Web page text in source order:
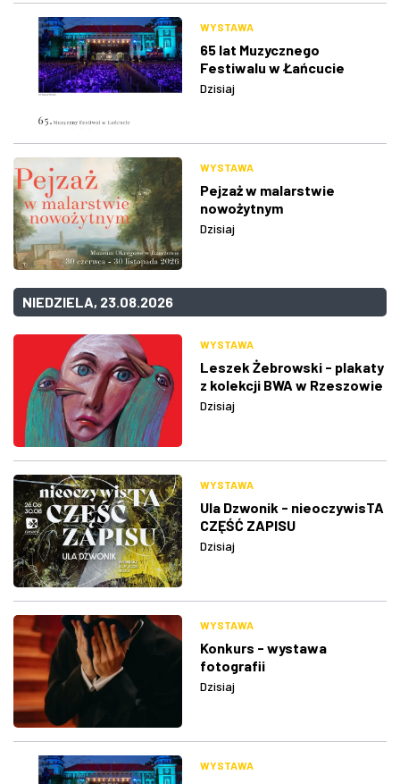
WYSTAWA
65 lat Muzycznego
Festiwalu w Łańcucie
Dzisiaj
WYSTAWA
Pejzaż w malarstwie
nowożytnym
Dzisiaj
NIEDZIELA, 23.08.2026
WYSTAWA
Leszek Żebrowski - plakaty
z kolekcji BWA w Rzeszowie
Dzisiaj
WYSTAWA
Ula Dzwonik - nieoczywisTA
CZĘŚĆ ZAPISU
Dzisiaj
WYSTAWA
Konkurs - wystawa
fotografii
Dzisiaj
WYSTAWA